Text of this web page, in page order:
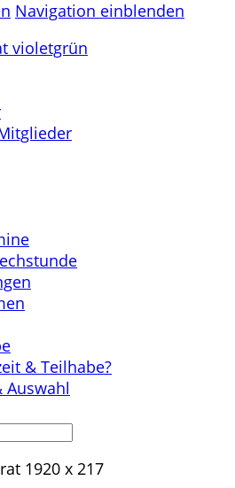
Navigation einblenden
& Teilhabe?
Auswahl